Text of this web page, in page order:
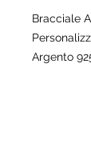
Bracciale
Argento